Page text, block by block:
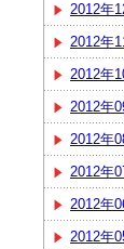
2012年
2012年
2012年
2012年
2012年
2012年
2012年
2012年